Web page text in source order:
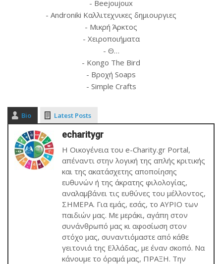
- Beejoujoux
- Androniki Καλλιτεχνικες δημιουργιες
- Μικρή Άρκτος
- Χειροποιήματα
- Θ…
- Kongo The Bird
- Βροχή Soaps
- Simple Crafts
Bio Latest Posts
echaritygr
Η Οικογένεια του e-Charity.gr Portal,
απέναντι στην λογική της απλής κριτικής
και της ακατάσχετης αποποίησης
ευθυνών ή της άκρατης φιλολογίας,
αναλαμβάνει τις ευθύνες του μέλλοντος,
ΣΗΜΕΡΑ. Για εμάς, εσάς, το ΑΥΡΙΟ των
παιδιών μας. Με μεράκι, αγάπη στον
συνάνθρωπό μας κι αφοσίωση στον
στόχο μας, συναντιόμαστε από κάθε
γειτονιά της Ελλάδας, με έναν σκοπό. Να
κάνουμε το όραμά μας, ΠΡΑΞΗ. Την